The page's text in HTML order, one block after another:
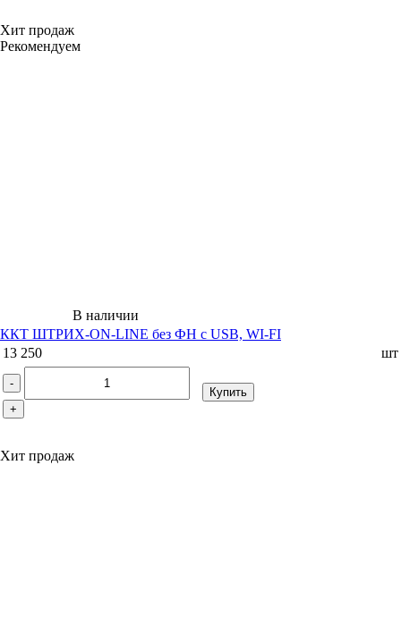
Хит продаж
Рекомендуем
В наличии
ККТ ШТРИХ-ON-LINE без ФН c USB, WI-FI
13 250
шт
-
+
Купить
Хит продаж